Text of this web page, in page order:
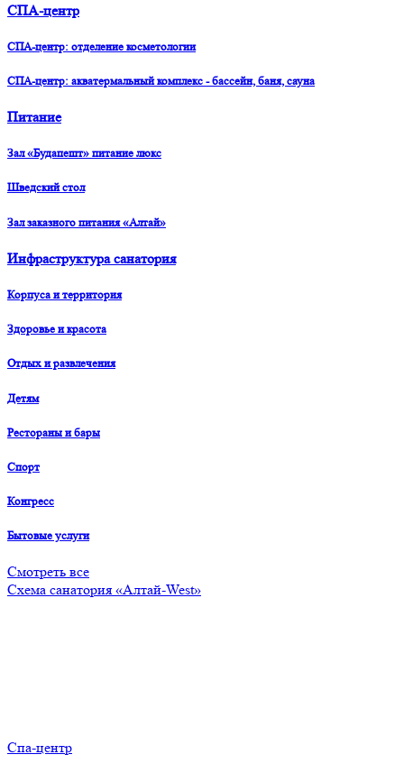
СПА-центр
СПА-центр: отделение косметологии
СПА-центр: акватермальный комплекс - бассейн, баня, сауна
Питание
Зал «Будапешт» питание люкс
Шведский стол
Зал заказного питания «Алтай»
Инфраструктура санатория
Корпуса и территория
Здоровье и красота
Отдых и развлечения
Детям
Рестораны и бары
Спорт
Конгресс
Бытовые услуги
Смотреть все
Схема санатория «Алтай-West»
Спа-центр